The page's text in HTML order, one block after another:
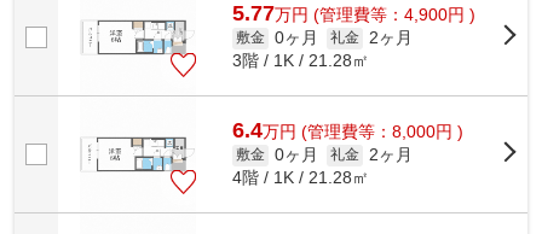
5.77万円 (管理費等：4,900円 )
敷金 0ヶ月 礼金 2ヶ月
3階 / 1K / 21.28㎡
6.4万円 (管理費等：8,000円 )
敷金 0ヶ月 礼金 2ヶ月
4階 / 1K / 21.28㎡